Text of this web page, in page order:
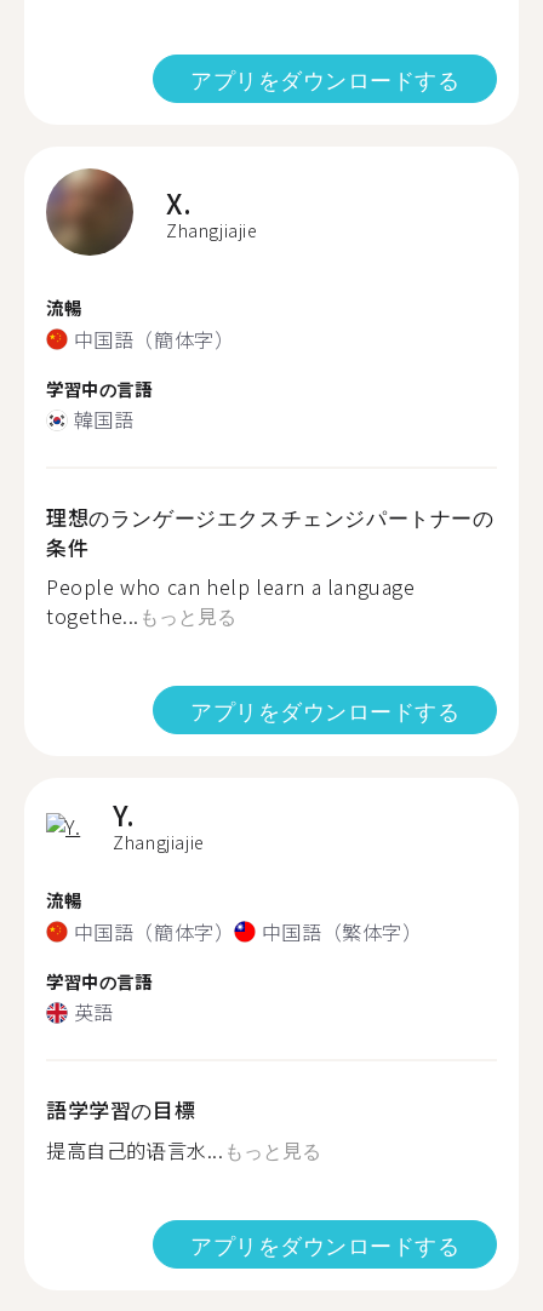
アプリをダウンロードする
X.
Zhangjiajie
流暢
中国語（簡体字）
学習中の言語
韓国語
理想のランゲージエクスチェンジパートナーの
条件
People who can help learn a language
togethe... もっと見る
アプリをダウンロードする
Y.
Zhangjiajie
流暢
中国語（簡体字） 中国語（繁体字）
学習中の言語
英語
語学学習の目標
提高自己的语言水... もっと見る
アプリをダウンロードする